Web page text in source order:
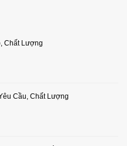
Chất Lượng
Cầu, Chất Lượng